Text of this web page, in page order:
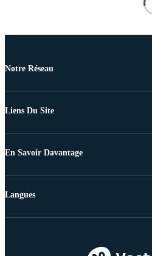
Notre Réseau
Liens Du Site
En Savoir Davantage
Langues